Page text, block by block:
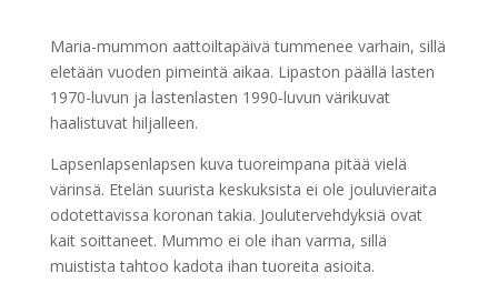
Maria-mummon aattoiltapäivä tummenee varhain, sillä
eletään vuoden pimeintä aikaa. Lipaston päällä lasten
1970-luvun ja lastenlasten 1990-luvun värikuvat
haalistuvat hiljalleen.
Lapsenlapsenlapsen kuva tuoreimpana pitää vielä
värinsä. Etelän suurista keskuksista ei ole jouluvieraita
odotettavissa koronan takia. Joulutervehdyksiä ovat
kait soittaneet. Mummo ei ole ihan varma, sillä
muistista tahtoo kadota ihan tuoreita asioita.